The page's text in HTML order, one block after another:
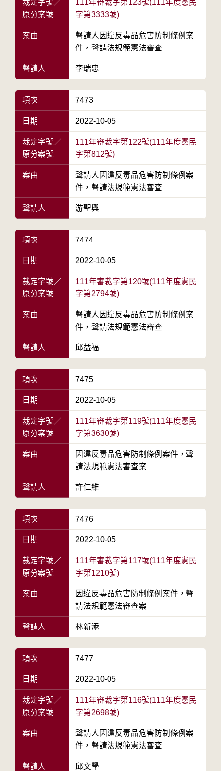
裁定字號／
原分案號
111年審裁字第123號(111年度憲民
字第3333號)
案由
聲請人因違反毒品危害防制條例案
件，聲請法規範憲法審查
聲請人 李瑞忠
項次 7473
日期 2022-10-05
裁定字號／
原分案號
111年審裁字第122號(111年度憲民
字第812號)
案由
聲請人因違反毒品危害防制條例案
件，聲請法規範憲法審查
聲請人 游聖興
項次 7474
日期 2022-10-05
裁定字號／
原分案號
111年審裁字第120號(111年度憲民
字第2794號)
案由
聲請人因違反毒品危害防制條例案
件，聲請法規範憲法審查
聲請人 邱益福
項次 7475
日期 2022-10-05
裁定字號／
原分案號
111年審裁字第119號(111年度憲民
字第3630號)
案由
因違反毒品危害防制條例案件，聲
請法規範憲法審查案
聲請人 許仁維
項次 7476
日期 2022-10-05
裁定字號／
原分案號
111年審裁字第117號(111年度憲民
字第1210號)
案由
因違反毒品危害防制條例案件，聲
請法規範憲法審查案
聲請人 林新添
項次 7477
日期 2022-10-05
裁定字號／
原分案號
111年審裁字第116號(111年度憲民
字第2698號)
案由
聲請人因違反毒品危害防制條例案
件，聲請法規範憲法審查
聲請人 邱文學